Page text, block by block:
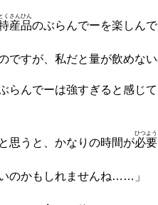
く
産品
さんひん
のぶらんでーを楽しんで
ですが、私だと量が飲めな
んでーは強すぎると感じ
思うと、かなりの時間が必要
ひつよう
のかもしれませんね……」